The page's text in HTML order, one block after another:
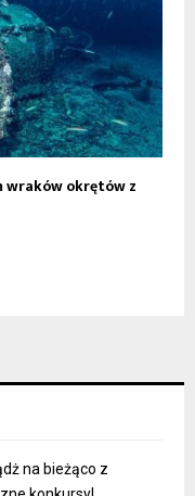
wraków okrętów z
na bieżąco z